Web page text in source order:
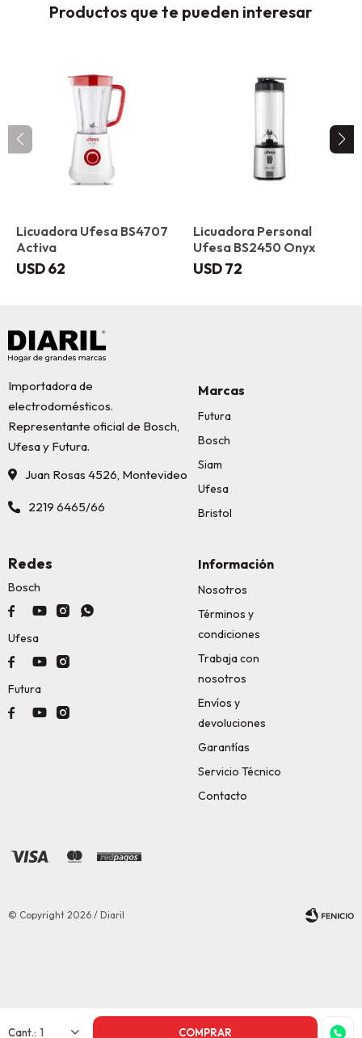
1 COMPRAR
Productos que te pueden interesar
Licuadora Ufesa BS4707
Activa
USD62
Licuadora Personal
Ufesa BS2450 Onyx
USD72
Importadora de
electrodomésticos.
Representante oficial de Bosch,
Ufesa y Futura.
Juan Rosas 4526, Montevideo
2219 6465/66
Marcas
Futura
Bosch
Siam
Ufesa
Bristol
Información
Nosotros
Términos y
condiciones
Trabaja con
nosotros
Envíos y
devoluciones
Garantías
Servicio Técnico
Contacto
Redes
Bosch
   
Ufesa
  
Futura
  
© Copyright 2026 / Diaril
Fenicio